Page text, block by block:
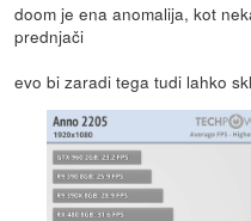
doom je ena anomalija, kot
prednjači
evo bi zaradi tega tudi lahko